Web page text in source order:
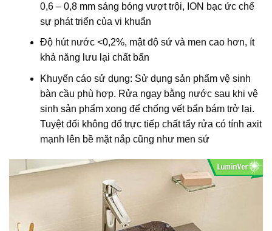
0,6 – 0,8 mm sáng bóng vượt trội, ION bạc ức chế
sự phát triển của vi khuẩn
Độ hút nước <0,2%, mật độ sứ và men cao hơn, ít
khả năng lưu lại chất bẩn
Khuyến cáo sử dụng: Sử dụng sản phẩm vệ sinh
bàn cầu phù hợp. Rửa ngay bằng nước sau khi vệ
sinh sản phẩm xong để chống vết bẩn bám trở lại.
Tuyệt đối không đổ trực tiếp chất tẩy rửa có tính axit
mạnh lên bề mặt nắp cũng như men sứ